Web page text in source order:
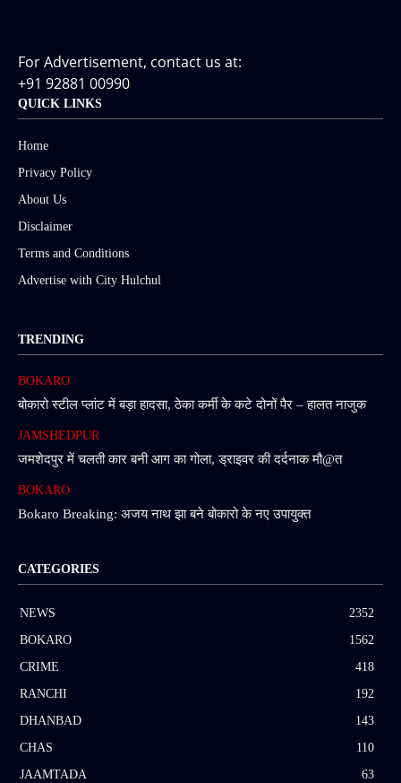
For Advertisement, contact us at:
+91 92881 00990
QUICK LINKS
Home
Privacy Policy
About Us
Disclaimer
Terms and Conditions
Advertise with City Hulchul
TRENDING
BOKARO
बोकारो स्टील प्लांट में बड़ा हादसा, ठेका कर्मी के कटे दोनों पैर – हालत नाजुक
JAMSHEDPUR
जमशेदपुर में चलती कार बनी आग का गोला, ड्राइवर की दर्दनाक मौ@त
BOKARO
Bokaro Breaking: अजय नाथ झा बने बोकारो के नए उपायुक्त
CATEGORIES
NEWS
2352
BOKARO
1562
CRIME
418
RANCHI
192
DHANBAD
143
CHAS
110
JAAMTADA
63